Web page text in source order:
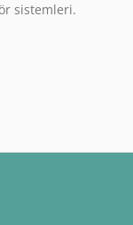
sistemleri.